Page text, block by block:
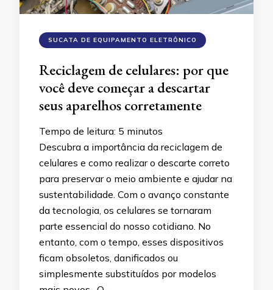
SUCATA DE EQUIPAMENTO ELETRÔNICO
Reciclagem de celulares: por que
você deve começar a descartar
seus aparelhos corretamente
Tempo de leitura: 5 minutos
Descubra a importância da reciclagem de
celulares e como realizar o descarte correto
para preservar o meio ambiente e ajudar na
sustentabilidade. Com o avanço constante
da tecnologia, os celulares se tornaram
parte essencial do nosso cotidiano. No
entanto, com o tempo, esses dispositivos
ficam obsoletos, danificados ou
simplesmente substituídos por modelos